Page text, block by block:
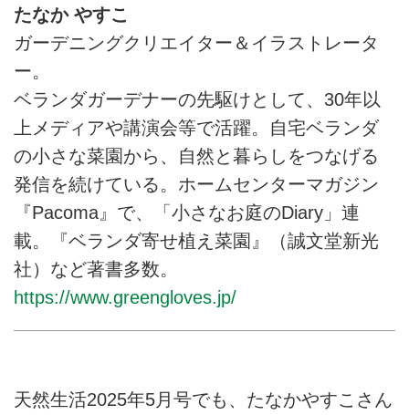
たなか やすこ
ガーデニングクリエイター＆イラストレータ
ー。
ベランダガーデナーの先駆けとして、30年以
上メディアや講演会等で活躍。自宅ベランダ
の小さな菜園から、自然と暮らしをつなげる
発信を続けている。ホームセンターマガジン
『Pacoma』で、「小さなお庭のDiary」連
載。『ベランダ寄せ植え菜園』（誠文堂新光
社）など著書多数。
https://www.greengloves.jp/
天然生活2025年5月号でも、たなかやすこさん